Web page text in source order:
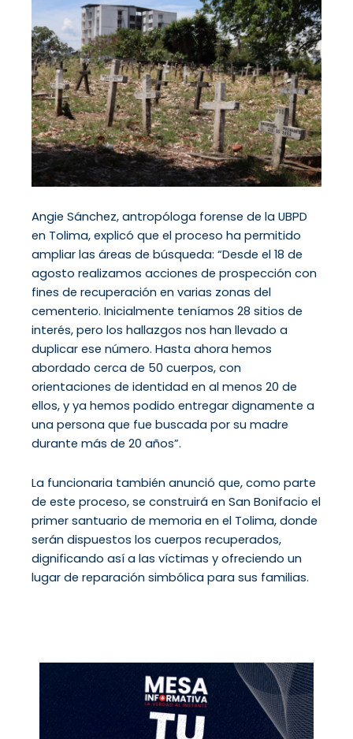
Angie Sánchez, antropóloga forense de la UBPD
en Tolima, explicó que el proceso ha permitido
ampliar las áreas de búsqueda: “Desde el 18 de
agosto realizamos acciones de prospección con
fines de recuperación en varias zonas del
cementerio. Inicialmente teníamos 28 sitios de
interés, pero los hallazgos nos han llevado a
duplicar ese número. Hasta ahora hemos
abordado cerca de 50 cuerpos, con
orientaciones de identidad en al menos 20 de
ellos, y ya hemos podido entregar dignamente a
una persona que fue buscada por su madre
durante más de 20 años”.
La funcionaria también anunció que, como parte
de este proceso, se construirá en San Bonifacio el
primer santuario de memoria en el Tolima, donde
serán dispuestos los cuerpos recuperados,
dignificando así a las víctimas y ofreciendo un
lugar de reparación simbólica para sus familias.